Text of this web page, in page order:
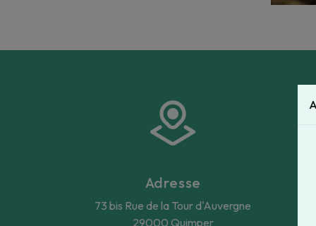
Adresse
73 bis Rue de la Tour d'Auvergne
29000 Quimper